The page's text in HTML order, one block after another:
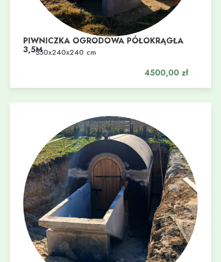
PIWNICZKA OGRODOWA PÓŁOKRĄGŁA
3,5M350x240x240 cm
4500,00 zł
Dodaj do koszyka